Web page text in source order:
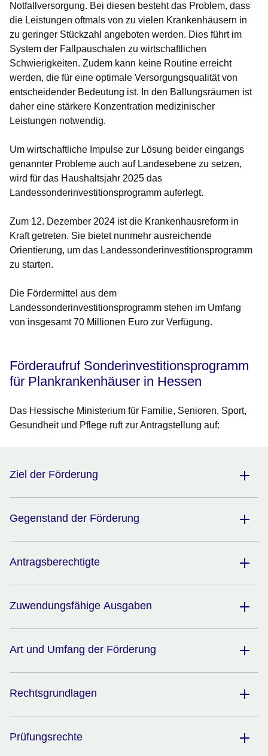
Notfallversorgung. Bei diesen besteht das Problem, dass
die Leistungen oftmals von zu vielen Krankenhäusern in
zu geringer Stückzahl angeboten werden. Dies führt im
System der Fallpauschalen zu wirtschaftlichen
Schwierigkeiten. Zudem kann keine Routine erreicht
werden, die für eine optimale Versorgungsqualität von
entscheidender Bedeutung ist. In den Ballungsräumen ist
daher eine stärkere Konzentration medizinischer
Leistungen notwendig.
Um wirtschaftliche Impulse zur Lösung beider eingangs
genannter Probleme auch auf Landesebene zu setzen,
wird für das Haushaltsjahr 2025 das
Landessonderinvestitionsprogramm auferlegt.
Zum 12. Dezember 2024 ist die Krankenhausreform in
Kraft getreten. Sie bietet nunmehr ausreichende
Orientierung, um das Landessonderinvestitionsprogramm
zu starten.
Die Fördermittel aus dem
Landessonderinvestitionsprogramm stehen im Umfang
von insgesamt 70 Millionen Euro zur Verfügung.
Förderaufruf Sonderinvestitionsprogramm
für Plankrankenhäuser in Hessen
Das Hessische Ministerium für Familie, Senioren, Sport,
Gesundheit und Pflege ruft zur Antragstellung auf:
Ziel der Förderung
Gegenstand der Förderung
Antragsberechtigte
Zuwendungsfähige Ausgaben
Art und Umfang der Förderung
Rechtsgrundlagen
Prüfungsrechte